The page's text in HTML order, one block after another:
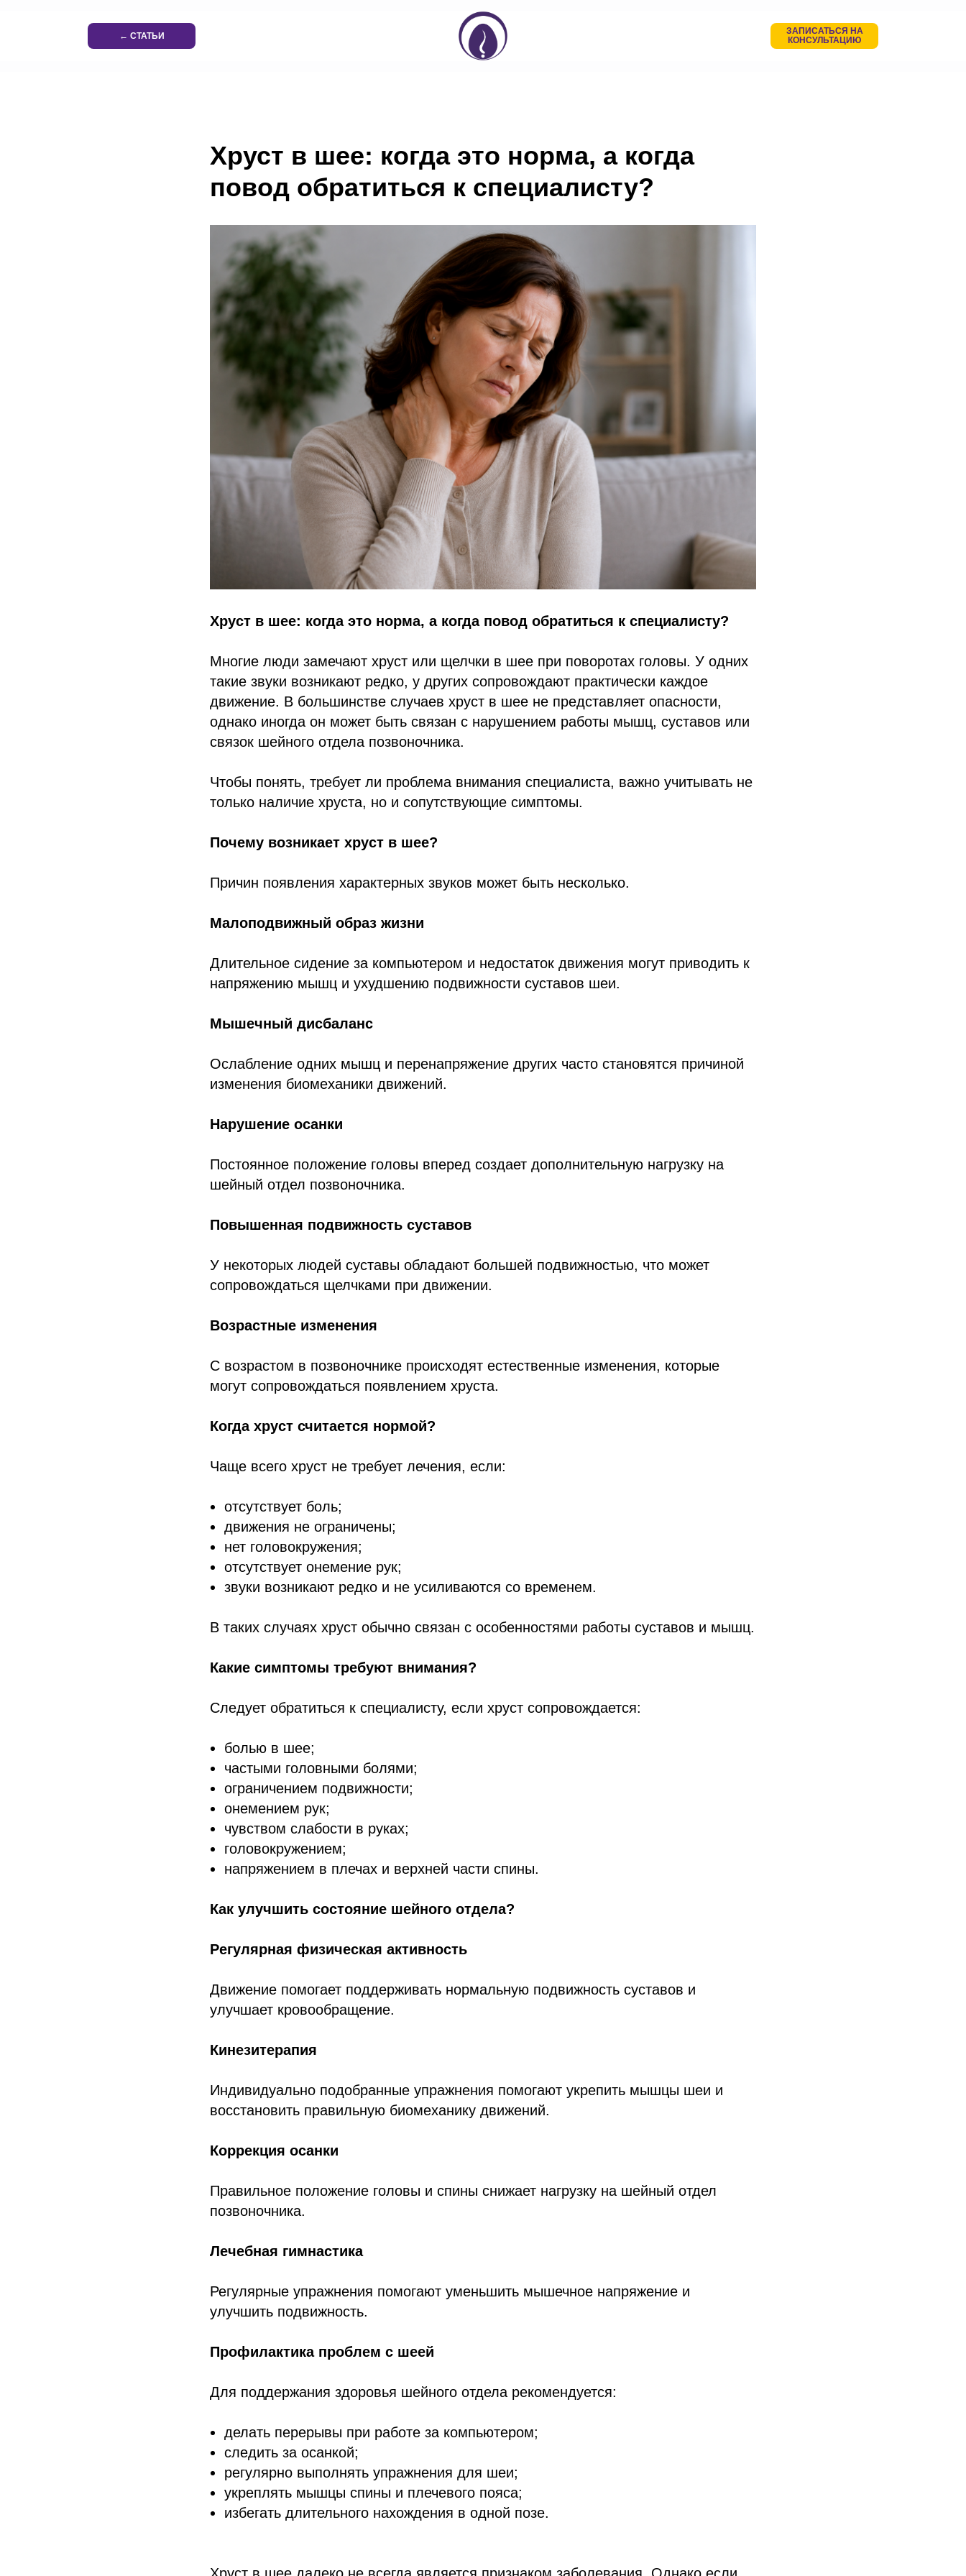
← СТАТЬИ
ЗАПИСАТЬСЯ НА
КОНСУЛЬТАЦИЮ
Хруст в шее: когда это норма, а когда
повод обратиться к специалисту?
Хруст в шее: когда это норма, а когда повод обратиться к специалисту?
Многие люди замечают хруст или щелчки в шее при поворотах головы. У одних
такие звуки возникают редко, у других сопровождают практически каждое
движение. В большинстве случаев хруст в шее не представляет опасности,
однако иногда он может быть связан с нарушением работы мышц, суставов или
связок шейного отдела позвоночника.
Чтобы понять, требует ли проблема внимания специалиста, важно учитывать не
только наличие хруста, но и сопутствующие симптомы.
Почему возникает хруст в шее?
Причин появления характерных звуков может быть несколько.
Малоподвижный образ жизни
Длительное сидение за компьютером и недостаток движения могут приводить к
напряжению мышц и ухудшению подвижности суставов шеи.
Мышечный дисбаланс
Ослабление одних мышц и перенапряжение других часто становятся причиной
изменения биомеханики движений.
Нарушение осанки
Постоянное положение головы вперед создает дополнительную нагрузку на
шейный отдел позвоночника.
Повышенная подвижность суставов
У некоторых людей суставы обладают большей подвижностью, что может
сопровождаться щелчками при движении.
Возрастные изменения
С возрастом в позвоночнике происходят естественные изменения, которые
могут сопровождаться появлением хруста.
Когда хруст считается нормой?
Чаще всего хруст не требует лечения, если:
отсутствует боль;
движения не ограничены;
нет головокружения;
отсутствует онемение рук;
звуки возникают редко и не усиливаются со временем.
В таких случаях хруст обычно связан с особенностями работы суставов и мышц.
Какие симптомы требуют внимания?
Следует обратиться к специалисту, если хруст сопровождается:
болью в шее;
частыми головными болями;
ограничением подвижности;
онемением рук;
чувством слабости в руках;
головокружением;
напряжением в плечах и верхней части спины.
Как улучшить состояние шейного отдела?
Регулярная физическая активность
Движение помогает поддерживать нормальную подвижность суставов и
улучшает кровообращение.
Кинезитерапия
Индивидуально подобранные упражнения помогают укрепить мышцы шеи и
восстановить правильную биомеханику движений.
Коррекция осанки
Правильное положение головы и спины снижает нагрузку на шейный отдел
позвоночника.
Лечебная гимнастика
Регулярные упражнения помогают уменьшить мышечное напряжение и
улучшить подвижность.
Профилактика проблем с шеей
Для поддержания здоровья шейного отдела рекомендуется:
делать перерывы при работе за компьютером;
следить за осанкой;
регулярно выполнять упражнения для шеи;
укреплять мышцы спины и плечевого пояса;
избегать длительного нахождения в одной позе.